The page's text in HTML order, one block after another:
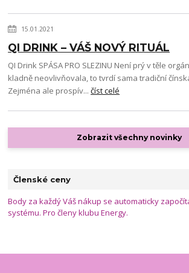
15.01.2021
QI DRINK – VÁŠ NOVÝ RITUÁL
QI Drink SPÁSA PRO SLEZINU Není prý v těle
kladně neovlivňovala, to tvrdí sama tradiční
Zejména ale prospív...číst celé
Zobrazit všechny novinky
Členské ceny
Body za každý Váš nákup se automaticky
systému. Pro členy klubu Energy.